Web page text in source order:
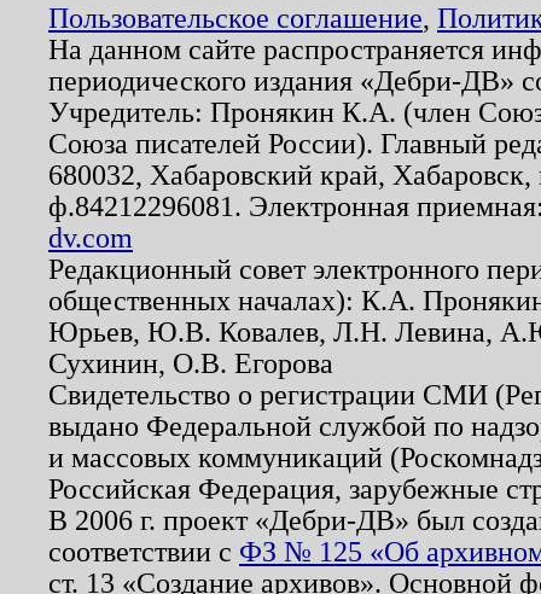
Пользовательское соглашение,
На данном сайте распространяется
периодического издания «Дебри-ДВ»
Учредитель: Пронякин К.А. (член
Союза писателей России). Главный
680032, Хабаровский край,
ф.84212296081. Электронная
dv.com
Редакционный совет электронного
общественных началах): К.А.
Юрьев, Ю.В. Ковалев, Л.Н. Левина,
Сухинин, О.В. Егорова
Свидетельство о регистрации СМИ
выдано Федеральной службой по
и массовых коммуникаций
Российская Федерация, зарубежные
В 2006 г. проект «Дебри-ДВ» был
соответствии с ФЗ № 125 «Об
ст. 13 «Создание архивов». Основной